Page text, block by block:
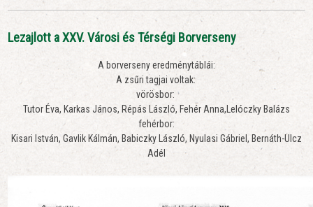
Lezajlott a XXV. Városi és Térségi Borverseny
A borverseny eredménytáblái:
A zsűri tagjai voltak:
vörösbor:
Tutor Éva, Karkas János, Répás László, Fehér Anna,Lelóczky Balázs
fehérbor:
Kisari István, Gavlik Kálmán, Babiczky László, Nyulasi Gábriel, Bernáth-Ulcz
Adél